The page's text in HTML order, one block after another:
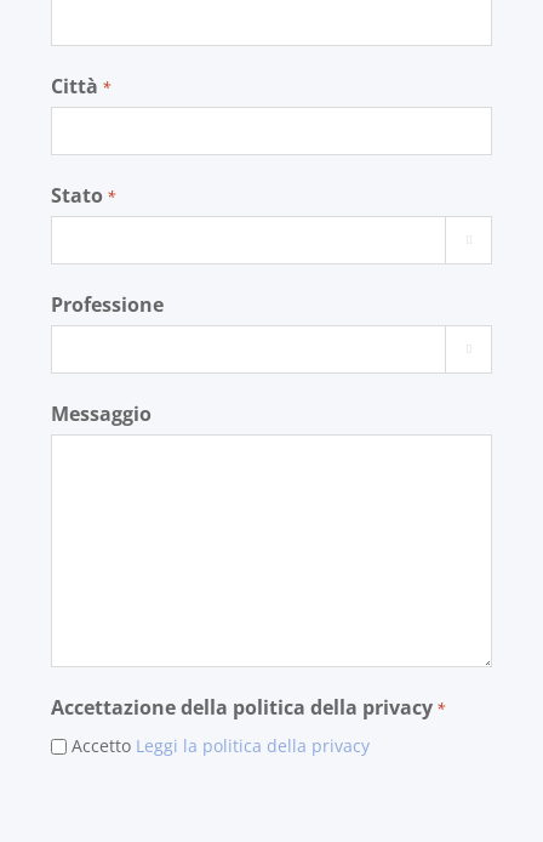
Città *
Stato *
Professione
Messaggio
Accettazione della politica della privacy *
Accetto Leggi la politica della privacy